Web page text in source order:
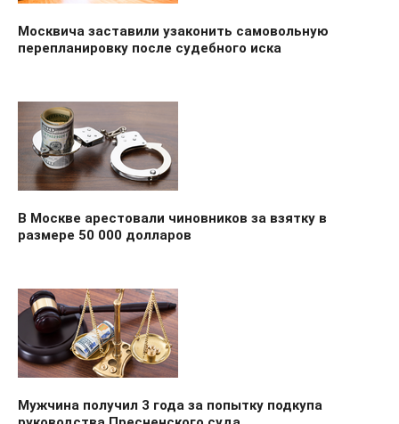
Москвича заставили узаконить самовольную
перепланировку после судебного иска
В Москве арестовали чиновников за взятку в
размере 50 000 долларов
Мужчина получил 3 года за попытку подкупа